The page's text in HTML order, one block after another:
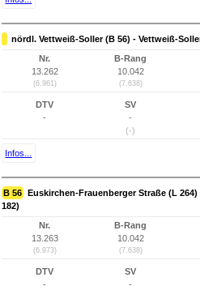
nördl. Vettweiß-Soller (B 56) - Vettweiß-
Nr.
13.262
(6.961)
B-Rang
10.042
(7.638)
DTV
-
SV
-
(-)
Infos...
B 56 Euskirchen-Frauenberger Straße (L
182)
Nr.
13.263
(6.973)
B-Rang
10.042
(7.638)
DTV
-
SV
-